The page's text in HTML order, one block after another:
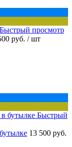
Быстрый просмотр
руб. / шт
Быстрый
13 500 руб.